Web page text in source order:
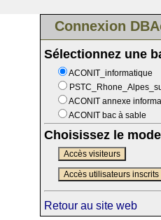
Connexion
Sélectionnez une
ACONIT_informatique
ACONIT annexe
ACONIT bac à sable
Choisissez le
Accès visiteurs
Accès utilisateurs inscrits
Retour au site web